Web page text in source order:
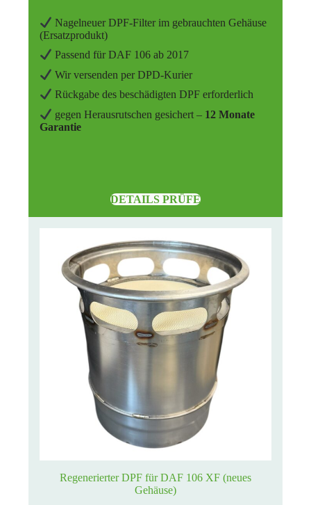
Nagelneuer DPF-Filter im gebrauchten Gehäuse
(Ersatzprodukt)
Passend für DAF 106 ab 2017
Wir versenden per DPD-Kurier
Rückgabe des beschädigten DPF erforderlich
gegen Herausrutschen gesichert – 12 Monate
Garantie
DETAILS PRÜFE
Regenerierter DPF für DAF 106 XF (neues
Gehäuse)